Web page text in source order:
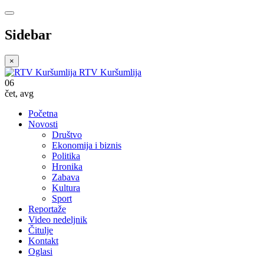
Sidebar
×
RTV Kuršumlija
06
čet, avg
Početna
Novosti
Društvo
Ekonomija i biznis
Politika
Hronika
Zabava
Kultura
Sport
Reportaže
Video nedeljnik
Čitulje
Kontakt
Oglasi